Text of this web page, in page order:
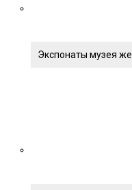
Экспонаты музея